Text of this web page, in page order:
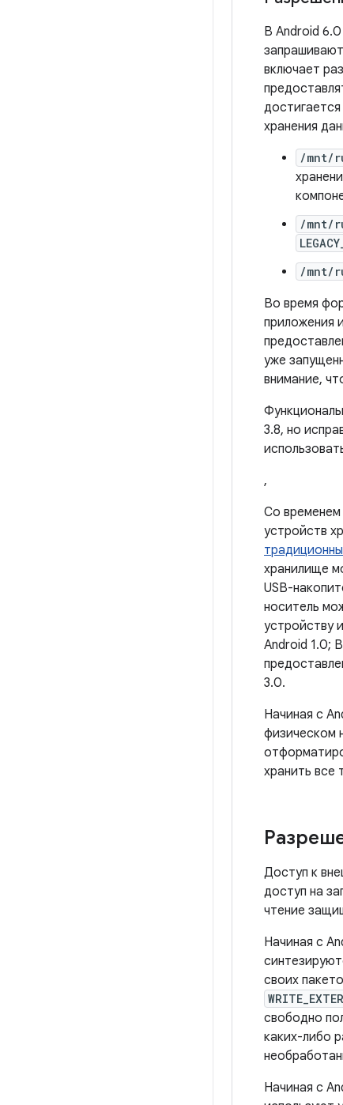
В Android
включает
хранения
/mnt/
/mnt/
/mnt/
Во время
приложения
уже
внимание,
3.8, но
,
Со временем
устройств
хранилище
USB-
носитель
устройству
Android 1.0;
3.0.
Начиная с
физическом
хранить все
Доступ к
доступ на
чтение
Начиная с
своих
свободно
каких-либо
Начиная с